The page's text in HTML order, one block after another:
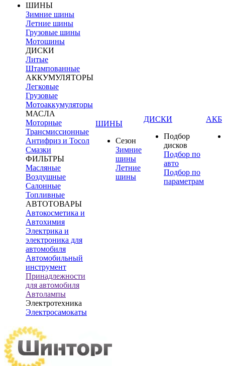
ШИНЫ
Зимние шины
Летние шины
Грузовые шины
Мотошины
ДИСКИ
Литые
Штампованные
АККУМУЛЯТОРЫ
Легковые
Грузовые
Мотоаккумуляторы
МАСЛА
Моторные
Трансмиссионные
Антифриз и Тосол
Смазки
ФИЛЬТРЫ
Масляные
Воздушные
Салонные
Топливные
АВТОТОВАРЫ
Автокосметика и
Автохимия
Электрика и
электроника для
автомобиля
Автомобильный
инструмент
Принадлежности
для автомобиля
Автолампы
Электротехника
Электросамокаты
ШИНЫ
Сезон
Зимние
шины
Летние
шины
ДИСКИ
Подбор
дисков
Подбор по
авто
Подбор по
параметрам
АКБ